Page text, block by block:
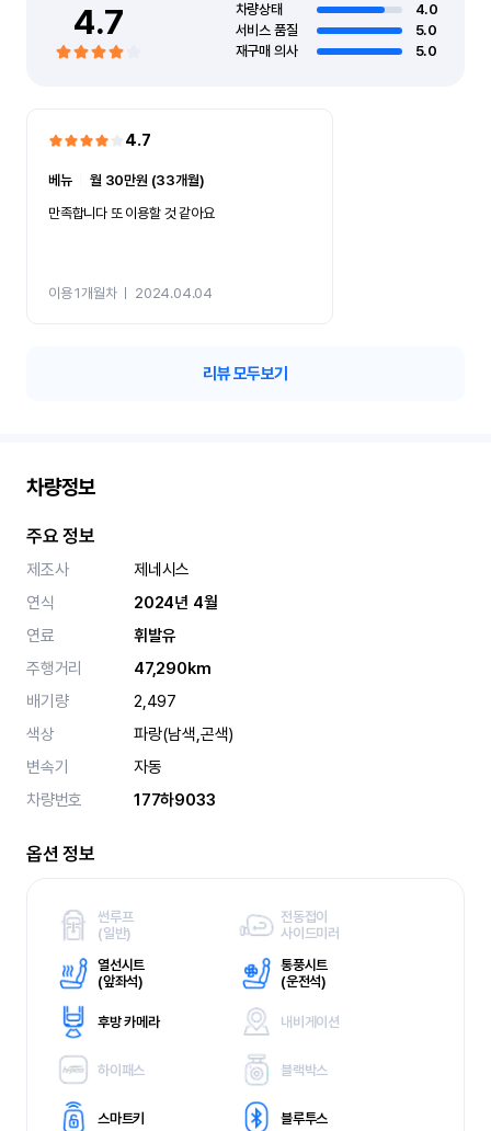
4.7 차량상태
4.0
서비스 품질
5.0
재구매 의사
5.0
4.7
베뉴ㅣ월 30만원 (33개월)
만족합니다 또 이용할 것 같아요
이용 1개월차ㅣ 2024.04.04
리뷰 모두보기
차량정보
주요 정보
제조사
제네시스
연식
2024년 4월
연료
휘발유
주행거리
47,290km
배기량
2,497
색상
파랑(남색,곤색)
변속기
자동
차량번호
177하9033
옵션 정보
썬루프
(일반)
전동접이
사이드미러
열선시트
(앞좌석)
통풍시트
(운전석)
후방 카메라 내비게이션
하이패스 블랙박스
스마트키 블루투스